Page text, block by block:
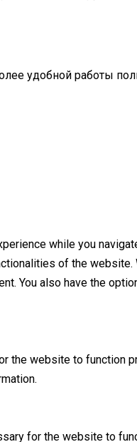
удобной работы
while you
of the
You also have the
the website to function
for the website to